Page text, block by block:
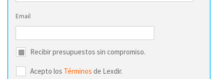
Email
Recibir presupuestos sin compromiso.
Acepto los Términos de Lexdir.